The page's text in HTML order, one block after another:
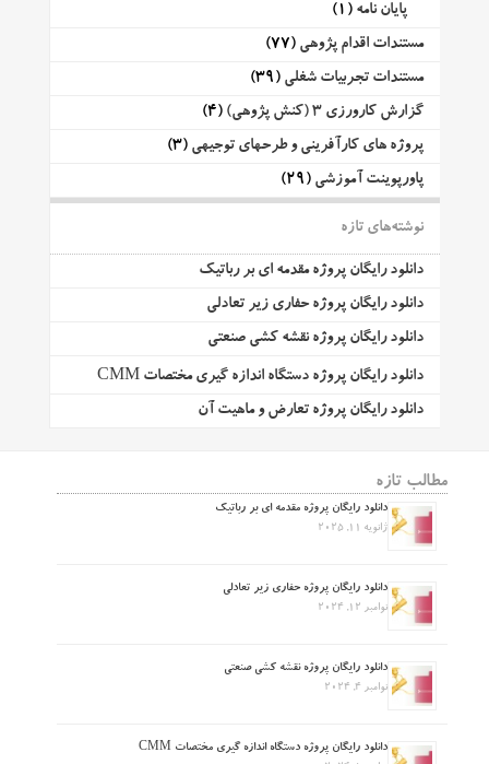
پایان نامه (1)
مستندات اقدام پژوهی (77)
مستندات تجربیات شغلی (39)
گزارش کارورزی 3 (کنش پژوهی)
(4)
پروژه های کارآفرینی و طرحهای توجیهی (3)
پاورپوینت آموزشی (29)
نوشته‌های تازه
دانلود رایگان پروژه مقدمه ای بر رباتیک
دانلود رایگان پروژه حفاری زیر تعادلی
دانلود رایگان پروژه نقشه کشی صنعتی
دانلود رایگان پروژه دستگاه اندازه گیری مختصات CMM
دانلود رایگان پروژه تعارض و ماهیت آن
مطالب تازه
دانلود رایگان پروژه مقدمه ای بر رباتیک
ژانویه 11, 2025
دانلود رایگان پروژه حفاری زیر تعادلی
نوامبر 12, 2024
دانلود رایگان پروژه نقشه کشی صنعتی
نوامبر 4, 2024
دانلود رایگان پروژه دستگاه اندازه گیری مختصات CMM